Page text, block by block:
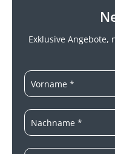
Exklusive Angebote,